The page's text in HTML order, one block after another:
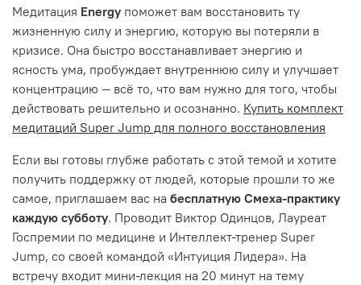
Медитация Energy поможет вам восстановить ту
жизненную силу и энергию, которую вы потеряли в
кризисе. Она быстро восстанавливает энергию и
ясность ума, пробуждает внутреннюю силу и улучшает
концентрацию — всё то, что вам нужно для того, чтобы
действовать решительно и осознанно. Купить комплект
медитаций Super Jump для полного восстановления
Если вы готовы глубже работать с этой темой и хотите
получить поддержку от людей, которые прошли то же
самое, приглашаем вас на бесплатную Смеха-практику
каждую субботу. Проводит Виктор Одинцов, Лауреат
Госпремии по медицине и Интеллект-тренер Super
Jump, со своей командой «Интуиция Лидера». На
встречу входит мини-лекция на 20 минут на тему